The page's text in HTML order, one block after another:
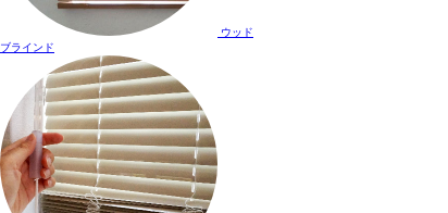
ウッド
ブラインド